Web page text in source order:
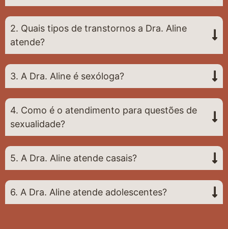
2. Quais tipos de transtornos a Dra. Aline
atende?
3. A Dra. Aline é sexóloga?
4. Como é o atendimento para questões de
sexualidade?
5. A Dra. Aline atende casais?
6. A Dra. Aline atende adolescentes?